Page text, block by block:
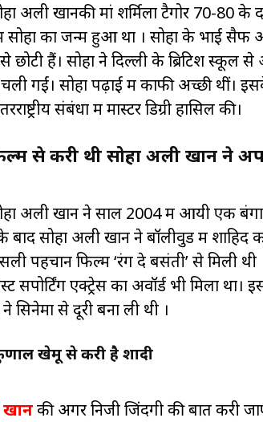
अली खानकी मां शर्मिला टैगोर 70-80
सोहा का जन्म हुआ था । सोहा के भाई सैफ
छोटी हैं। सोहा ने दिल्ली के ब्रिटिश स्कूल
गईं। सोहा पढ़ाई में काफी अच्छी थीं।
संबंधों में मास्टर डिग्री हासिल की।
से करी थी सोहा अली खान ने
अली खान ने साल 2004 में आयी एक
बाद सोहा अली खान ने बॉलीवुड में
पहचान फिल्म ‘रंग दे बसंती’ से
सपोर्टिंग एक्ट्रेस का अवॉर्ड भी मिला
सिनेमा से दूरी बना ली थी ।
खेमू से करी है शादी
खानकी अगर निजी जिंदगी की बात करी